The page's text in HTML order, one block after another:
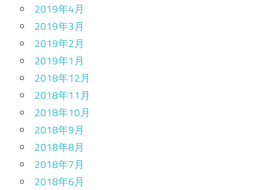
2019年4月
2019年3月
2019年2月
2019年1月
2018年12月
2018年11月
2018年10月
2018年9月
2018年8月
2018年7月
2018年6月